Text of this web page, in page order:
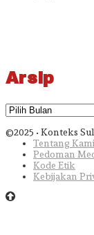
Arsip
Arsip
©2025 • Konteks
Tentang Kami
Pedoman
Kode Etik
Kebijakan